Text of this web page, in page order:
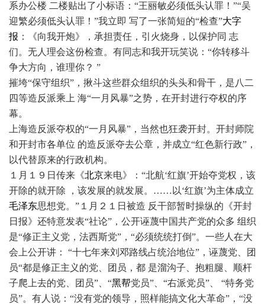
系办公楼 二楼贴出了小标语：“王丽敏必须低头认罪！”“吴
迎繁必须低头认罪！”我立即 写了一张简短的“检查”大字
报 ：《向我开炮》，承担责任，引火烧身，以保护同 志
们。无人理会这份检查。有同志和我开玩笑说：“你转移斗
争大方向，谁理你？ ”
摧垮“保守组织”，揪斗这些群众组织的头头和骨干，是八二
四等造反派乘上 海“一月风暴”之势，在开封进行夺权的序
幕。
上海造反派夺权的“一月风暴”，当然也狂袭开封。开封师院
和开封市各单位 的造反派夺去公章，并成立“红色新行政”，
以代替原来的行政机构。
１月１９日传来《北京来电》：“北航‘红旗’开始夺党权，该
开除的就开除 ，该发展的就发展。……以‘红旗’为主体成立
毛泽东思想党。”１月２１日被造 反干部暂时操纵的《开封
日报》还特意发表“社论”，公开诬蔑中国共产党的众多 组织
是“修正主义党，法西斯党”，“必须统统打倒”。一些人在大
会上公开讲： “十七年来刘邓路线占统治地位”，诬蔑党、团
员“都是修正主义的党、团员，都 是溜沟子、抱粗腿、顺杆
子爬上去的党、团员”、“黑帮党员”、“右派党员”、 “特务党
员”。有人说：“没有党的领导，照样能搞文化大革命”，“没